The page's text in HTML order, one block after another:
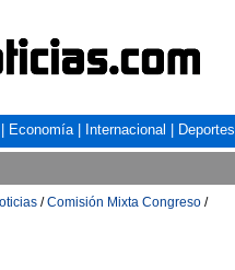
Economía| Internacional Deportes
/Comisión Mixta Congreso /